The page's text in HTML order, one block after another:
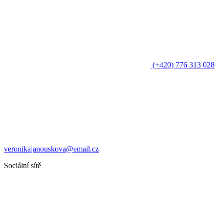
(+420) 776 313 028
veronikajanouskova@email.cz
Sociální sítě